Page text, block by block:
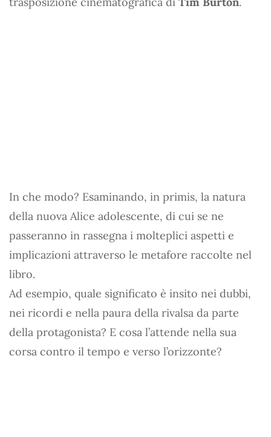
In che modo? Esaminando, in primis, la natura
della nuova Alice adolescente, di cui se ne
passeranno in rassegna i molteplici aspetti e
implicazioni attraverso le metafore raccolte nel
libro.
Ad esempio, quale significato è insito nei dubbi,
nei ricordi e nella paura della rivalsa da parte
della protagonista? E cosa l’attende nella sua
corsa contro il tempo e verso l’orizzonte?